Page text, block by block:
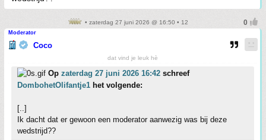
• zaterdag 27 juni 2026 @ 16:50 • 12
Moderator
Coco
dat vind je leuk hè
Op zaterdag 27 juni 2026 16:42 schreef
DombohetOlifantje1 het volgende:
[..]
Ik dacht dat er gewoon een moderator aanwezig was bij deze
wedstrijd??